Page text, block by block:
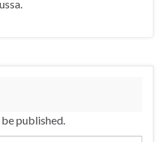
published.